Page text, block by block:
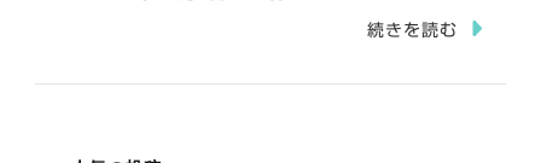
続きを読む